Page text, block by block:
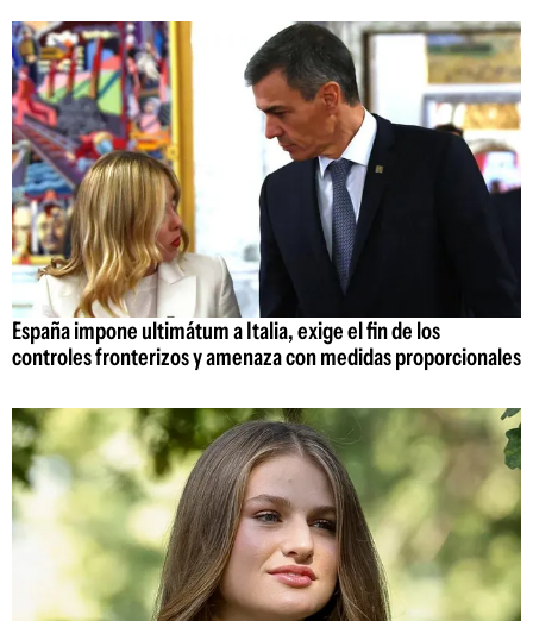
España impone ultimátum a Italia, exige el fin de los
controles fronterizos y amenaza con medidas proporcionales